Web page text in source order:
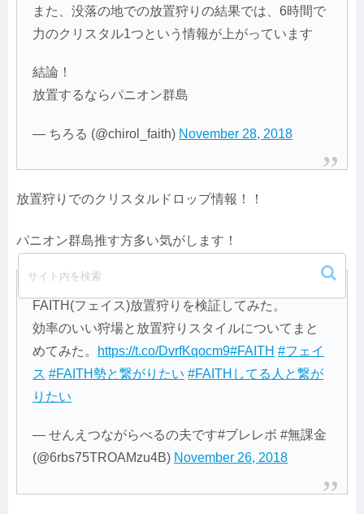
また、没落の地での放置狩りの結果では、6時間で
力のクリスタル1つという情報が上がっています
結論！
放置するならパニオン群島
— ちろる (@chirol_faith) November 28, 2018
放置狩りでのクリスタルドロップ情報！！
パニオン群島推す方多い気がします！
FAITH(フェイス)放置狩りを検証してみた。
効率のいい狩場と放置狩りスタイルについてまと
めてみた。
https://t.co/DvrfKqocm9#FAITH #フェイ
ス #FAITH勢と繋がりたい #FAITHしてる人と繋が
りたい
— せんえつながらべるの夫です#ブレレボ #無課金
(@6rbs75TROAMzu4B) November 26, 2018